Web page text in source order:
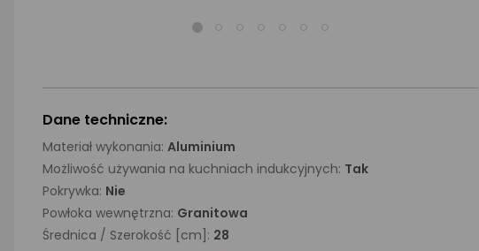
Dane techniczne:
Materiał wykonania: Aluminium
Możliwość używania na kuchniach indukcyjnych: Tak
Pokrywka: Nie
Powłoka wewnętrzna: Granitowa
Średnica / Szerokość [cm]: 28